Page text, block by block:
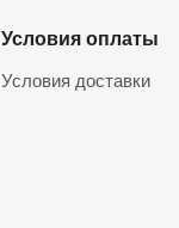
Условия оплаты
Условия доставки